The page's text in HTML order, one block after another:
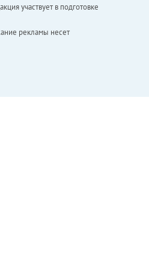
участвует в подготовке
рекламы несет